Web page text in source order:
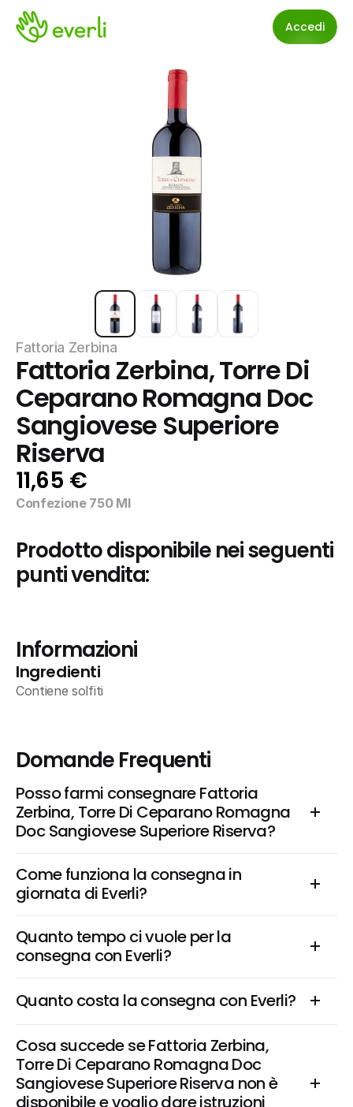
Accedi
Fattoria Zerbina
Fattoria Zerbina, Torre Di
Ceparano Romagna Doc
Sangiovese Superiore
Riserva
11,65 €
Confezione 750 Ml
Prodotto disponibile nei seguenti
punti vendita:
Informazioni
Ingredienti
Contiene solfiti
Domande Frequenti
Posso farmi consegnare Fattoria
Zerbina, Torre Di Ceparano Romagna
Doc Sangiovese Superiore Riserva?
Come funziona la consegna in
giornata di Everli?
Quanto tempo ci vuole per la
consegna con Everli?
Quanto costa la consegna con Everli?
Cosa succede se Fattoria Zerbina,
Torre Di Ceparano Romagna Doc
Sangiovese Superiore Riserva non è
disponibile e voglio dare istruzioni